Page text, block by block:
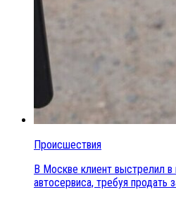
Происшествия
В Москве клиент выстрелил в
автосервиса, требуя продать